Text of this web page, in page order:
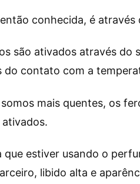
conhecida, é através
são ativados através do
do contato com a
mais quentes, os
que estiver usando o
libido alta e